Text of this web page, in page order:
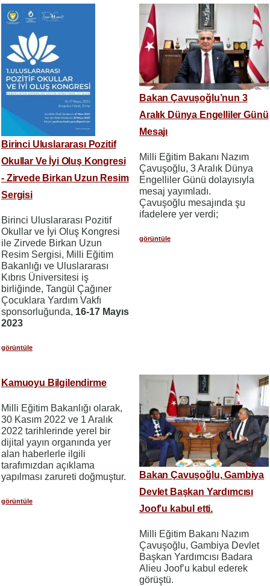
Birinci Uluslararası Pozitif
Okullar Ve İyi Oluş Kongresi
- Zirvede Birkan Uzun Resim
Sergisi
Birinci Uluslararası Pozitif
Okullar ve İyi Oluş Kongresi
ile Zirvede Birkan Uzun
Resim Sergisi, Milli Eğitim
Bakanlığı ve Uluslararası
Kıbrıs Üniversitesi iş
birliğinde, Tangül Çağıner
Çocuklara Yardım Vakfı
sponsorluğunda, 16-17 Mayıs
2023
görüntüle
Bakan Çavuşoğlu’nun 3
Aralık Dünya Engelliler Günü
Mesajı
Milli Eğitim Bakanı Nazım
Çavuşoğlu, 3 Aralık Dünya
Engelliler Günü dolayısıyla
mesaj yayımladı.
Çavuşoğlu mesajında şu
ifadelere yer verdi;
görüntüle
Kamuoyu Bilgilendirme
Milli Eğitim Bakanlığı olarak,
30 Kasım 2022 ve 1 Aralık
2022 tarihlerinde yerel bir
dijital yayın organında yer
alan haberlerle ilgili
tarafımızdan açıklama
yapılması zarureti doğmuştur.
görüntüle
Bakan Çavuşoğlu, Gambiya
Devlet Başkan Yardımcısı
Joof’u kabul etti.
Milli Eğitim Bakanı Nazım
Çavuşoğlu, Gambiya Devlet
Başkan Yardımcısı Badara
Alieu Joof’u kabul ederek
görüştü.